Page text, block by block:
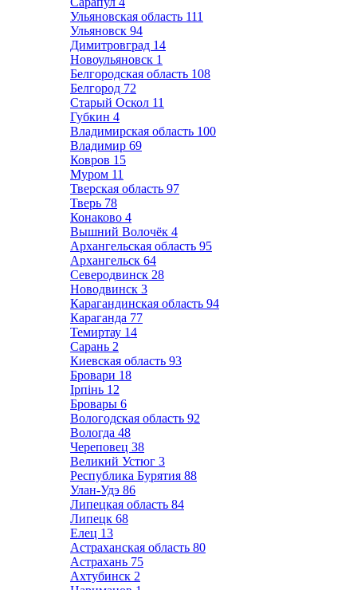
Ульяновская область 111
Ульяновск 94
Димитровград 14
Новоульяновск 1
Белгородская область 108
Белгород 72
Старый Оскол 11
Губкин 4
Владимирская область 100
Владимир 69
Ковров 15
Муром 11
Тверская область 97
Тверь 78
Конаково 4
Вышний Волочёк 4
Архангельская область 95
Архангельск 64
Северодвинск 28
Новодвинск 3
Карагандинская область 94
Караганда 77
Темиртау 14
Сарань 2
Киевская область 93
Бровари 18
Ірпінь 12
Бровары 6
Вологодская область 92
Вологда 48
Череповец 38
Великий Устюг 3
Республика Бурятия 88
Улан-Удэ 86
Липецкая область 84
Липецк 68
Елец 13
Астраханская область 80
Астрахань 75
Ахтубинск 2